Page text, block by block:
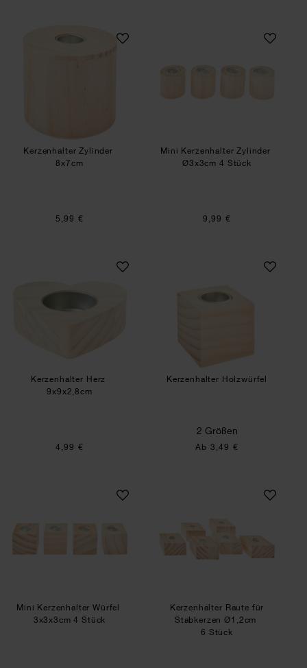
Kerzenhalter Zylinder
Kerzenhalter Zylinder
8x7cm
5,99 €
Mini
Mini Kerzenhalter Zylinder
Ø3x3cm 4 Stück
9,99 €
Kerzenhalter Herz
Kerzenhalter Herz
9x9x2,8cm
4,99 €
Kerzenhalter
Kerzenhalter Holzwürfel
2 Größen
Ab 3,49 €
Mini Kerzenhalter Würfel
Mini Kerzenhalter Würfel
3x3x3cm 4 Stück
Kerzenhalter
Kerzenhalter Raute für
Stabkerzen Ø1,2cm
6 Stück